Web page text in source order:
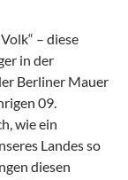
– diese
in der
Berliner Mauer
09.
wie ein
Landes so
diesen